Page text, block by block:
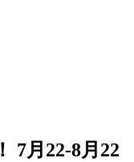
7月22-8月22